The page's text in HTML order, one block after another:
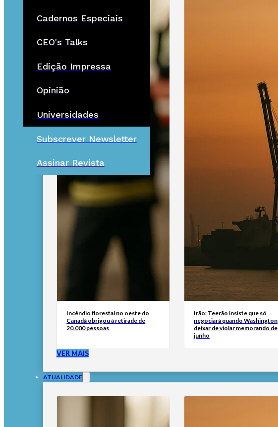
Cadernos Especiais
CEO's Talks
Edição Impressa
Opinião
Universidades
Subscrever Newsletter
Assinar Revista
Incêndio florestal no oeste do
Canadá obrigou à retirade de
20.000 pessoas
Irão: Teerão insiste que só
negociará quando Washington
deixar de violar memorando de
junho
VER MAIS
ATUALIDADE